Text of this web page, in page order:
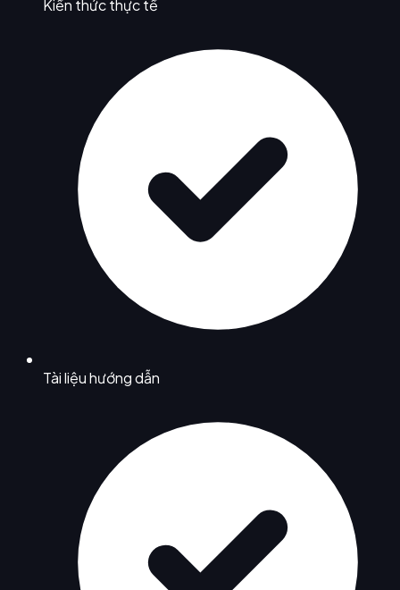
Kiến thức thực tế
Tài liệu hướng dẫn